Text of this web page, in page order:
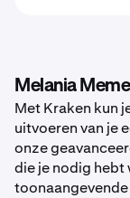
Melania
Met Kraken kun
uitvoeren van je
onze
die je nodig